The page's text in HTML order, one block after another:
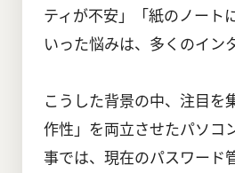
ティが不安」「紙のノート
いった悩みは、多くのイン
こうした背景の中、注目
作性」を両立させたパソコ
事では、現在のパスワード